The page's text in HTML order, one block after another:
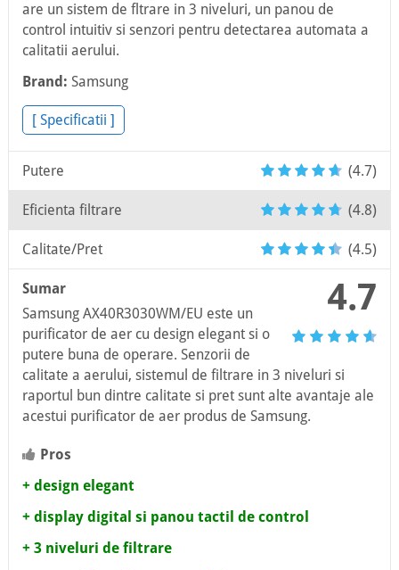
are un sistem de fltrare in 3 niveluri, un panou de
control intuitiv si senzori pentru detectarea automata a
calitatii aerului.
Brand: Samsung
[ Specificatii ]
Putere (4.7)
Eficienta filtrare (4.8)
Calitate/Pret (4.5)
4.7
Sumar
Samsung AX40R3030WM/EU este un
purificator de aer cu design elegant si o
putere buna de operare. Senzorii de
calitate a aerului, sistemul de filtrare in 3 niveluri si
raportul bun dintre calitate si pret sunt alte avantaje ale
acestui purificator de aer produs de Samsung.
Pros
+ design elegant
+ display digital si panou tactil de control
+ 3 niveluri de filtrare